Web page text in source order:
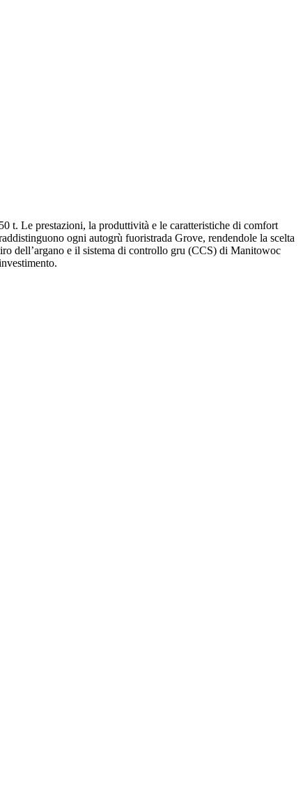
t. Le prestazioni, la produttività e le caratteristiche di comfort
ogni autogrù fuoristrada Grove, rendendole la scelta
dell’argano e il sistema di controllo gru (CCS) di Manitowoc